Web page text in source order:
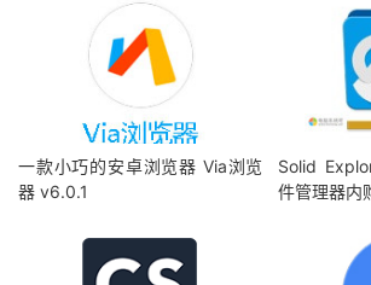
一款小巧的安卓浏览器 Via浏览
器 v6.0.1
Solid
件管理器内